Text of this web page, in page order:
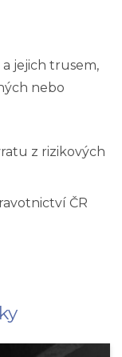
jejich trusem,
nebo
z rizikových
ČR